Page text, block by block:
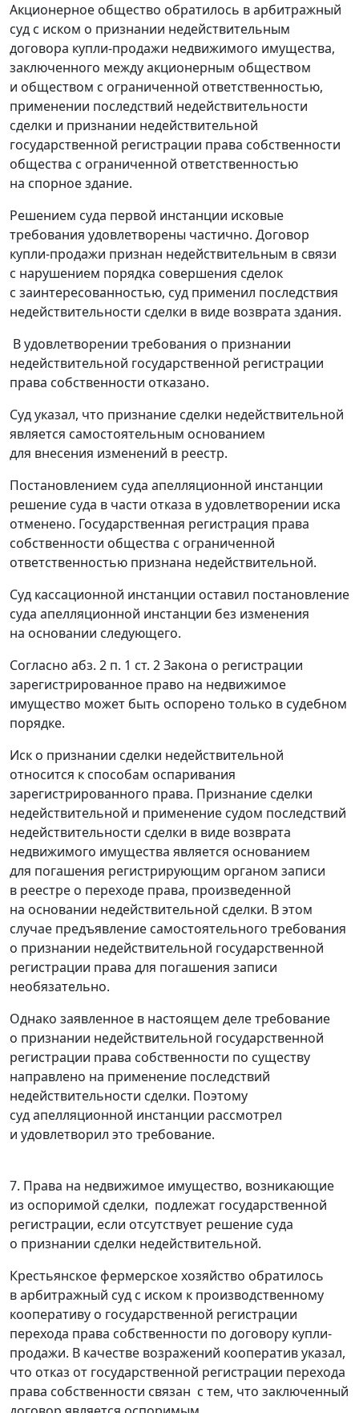
Акционерное общество обратилось в арбитражный
суд с иском о признании недействительным
договора купли-продажи недвижимого имущества,
заключенного между акционерным обществом
и обществом с ограниченной ответственностью,
применении последствий недействительности
сделки и признании недействительной
государственной регистрации права собственности
общества с ограниченной ответственностью
на спорное здание.
Решением суда первой инстанции исковые
требования удовлетворены частично. Договор
купли-продажи признан недействительным в связи
с нарушением порядка совершения сделок
с заинтересованностью, суд применил последствия
недействительности сделки в виде возврата здания.
В удовлетворении требования о признании
недействительной государственной регистрации
права собственности отказано.
Суд указал, что признание сделки недействительной
является самостоятельным основанием
для внесения изменений в реестр.
Постановлением суда апелляционной инстанции
решение суда в части отказа в удовлетворении иска
отменено. Государственная регистрация права
собственности общества с ограниченной
ответственностью признана недействительной.
Суд кассационной инстанции оставил постановление
суда апелляционной инстанции без изменения
на основании следующего.
Согласно абз. 2 п. 1 ст. 2Закона о регистрации
зарегистрированное право на недвижимое
имущество может быть оспорено только в судебном
порядке.
Иск о признании сделки недействительной
относится к способам оспаривания
зарегистрированного права. Признание сделки
недействительной и применение судом последствий
недействительности сделки в виде возврата
недвижимого имущества является основанием
для погашения регистрирующим органом записи
в реестре о переходе права, произведенной
на основании недействительной сделки. В этом
случае предъявление самостоятельного требования
о признании недействительной государственной
регистрации права для погашения записи
необязательно.
Однако заявленное в настоящем деле требование
о признании недействительной государственной
регистрации права собственности по существу
направлено на применение последствий
недействительности сделки. Поэтому
суд апелляционной инстанции рассмотрел
и удовлетворил это требование.
7. Права на недвижимое имущество, возникающие
из оспоримой сделки, подлежат государственной
регистрации, если отсутствует решение суда
о признании сделки недействительной.
Крестьянское фермерское хозяйство обратилось
в арбитражный суд с иском к производственному
кооперативу о государственной регистрации
перехода права собственности по договору купли-
продажи. В качестве возражений кооператив указал,
что отказ от государственной регистрации перехода
права собственности связан с тем, что заключенный